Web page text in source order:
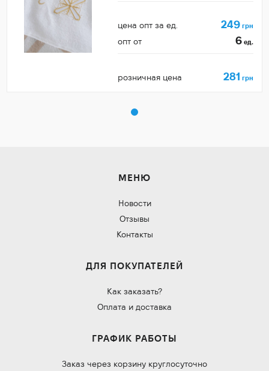
цена опт за ед. 249 грн
опт от 6 ед.
розничная цена 281 грн
МЕНЮ
Новости
Отзывы
Контакты
ДЛЯ ПОКУПАТЕЛЕЙ
Как заказать?
Оплата и доставка
ГРАФИК РАБОТЫ
Заказ через корзину круглосуточно